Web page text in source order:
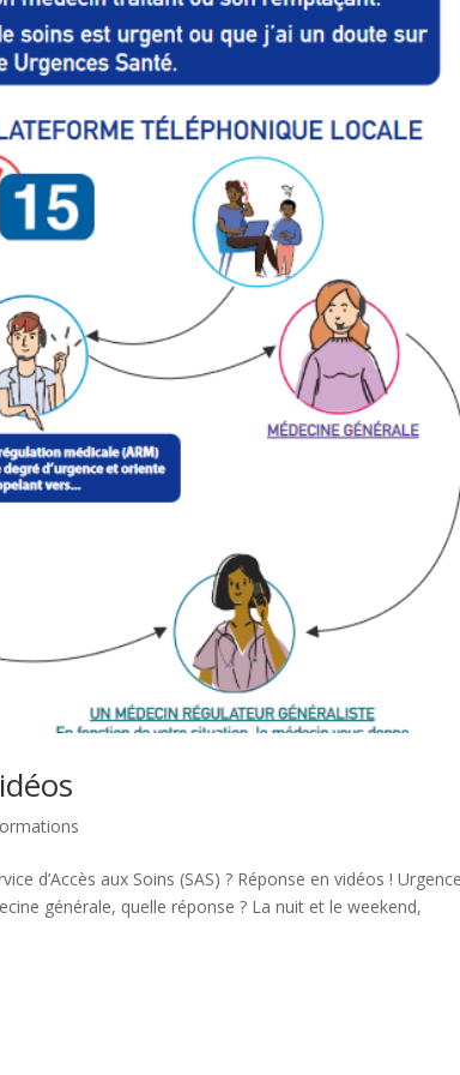
d’Accès aux Soins (SAS) ? Réponse en vidéos !
générale, quelle réponse ? La nuit et le weekend,